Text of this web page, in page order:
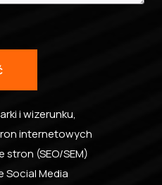
i wizerunku,
internetowych
(SEO/SEM)
Social Media